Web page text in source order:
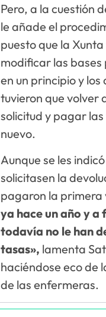
Pero, a la cuestión
le añade el
puesto que la
modificar las bases
en un principio y los
tuvieron que volver
solicitud y pagar
nuevo.
Aunque se les
solicitasen la
pagaron la primera
ya hace un año y a
todavía no le han
tasas», lamenta
haciéndose eco de
de las enfermeras.